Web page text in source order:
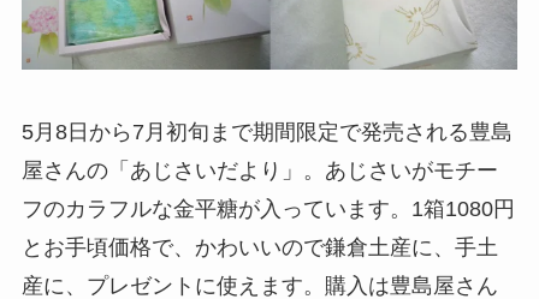
5月8日から7月初旬まで期間限定で発売される豊島
屋さんの「あじさいだより」。あじさいがモチー
フのカラフルな金平糖が入っています。1箱1080円
とお手頃価格で、かわいいので鎌倉土産に、手土
産に、プレゼントに使えます。購入は豊島屋さん